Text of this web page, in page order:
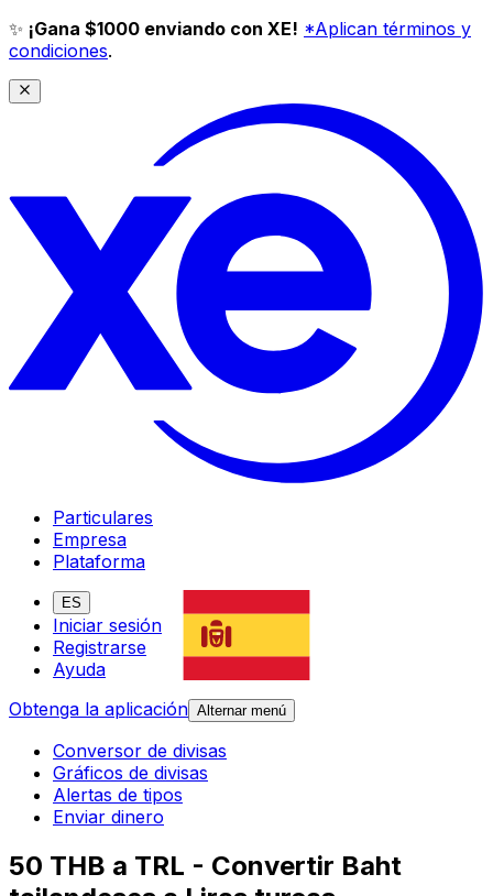
✨ ¡Gana $1000 enviando con XE! *Aplican términos y
condiciones.
Particulares
Empresa
Plataforma
ES
Iniciar sesión
Registrarse
Ayuda
Obtenga la aplicación Alternar menú
Conversor de divisas
Gráficos de divisas
Alertas de tipos
Enviar dinero
50 THB a TRL - Convertir Baht